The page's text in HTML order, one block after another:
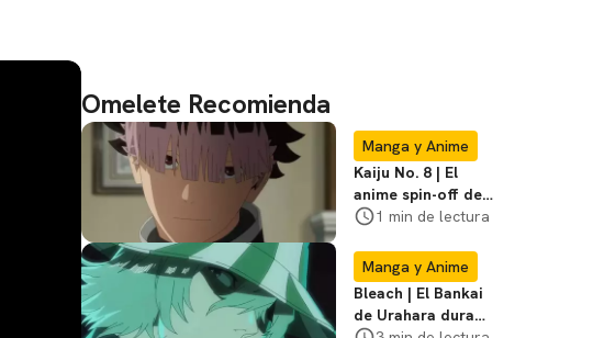
Omelete Recomienda
Manga y Anime
Kaiju No. 8 | El
anime spin-off de
Gen Narumi ya tiene
1 min de lectura
Manga y Anime
Bleach | El Bankai
de Urahara dura